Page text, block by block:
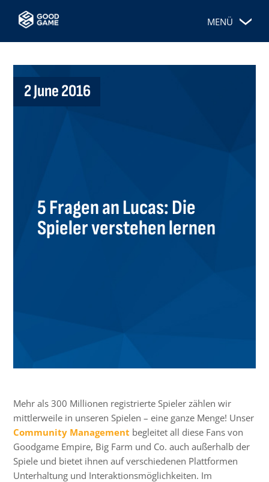
MENÜ
2 June 2016
5 Fragen an Lucas: Die
Spieler verstehen lernen
Mehr als 300 Millionen registrierte Spieler zählen wir
mittlerweile in unseren Spielen – eine ganze Menge! Unser
Community Management begleitet all diese Fans von
Goodgame Empire, Big Farm und Co. auch außerhalb der
Spiele und bietet ihnen auf verschiedenen Plattformen
Unterhaltung und Interaktionsmöglichkeiten. Im